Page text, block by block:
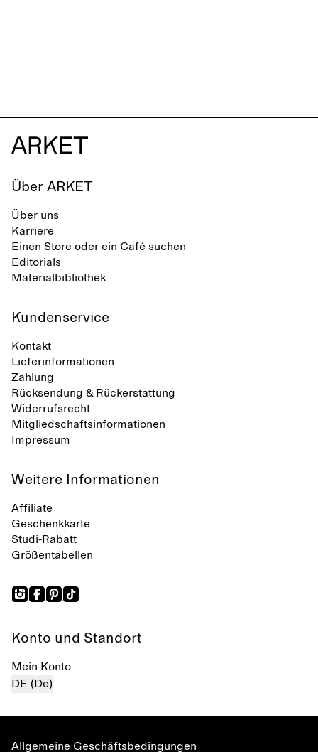
Über ARKET
Über uns
Karriere
Einen Store oder ein Café suchen
Editorials
Materialbibliothek
Kundenservice
Kontakt
Lieferinformationen
Zahlung
Rücksendung & Rückerstattung
Widerrufsrecht
Mitgliedschaftsinformationen
Impressum
Weitere Informationen
Affiliate
Geschenkkarte
Studi-Rabatt
Größentabellen
Konto und Standort
Mein Konto
DE (De)
Allgemeine Geschäftsbedingungen